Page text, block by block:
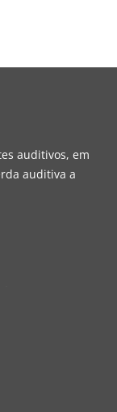
auditivos, em
auditiva a